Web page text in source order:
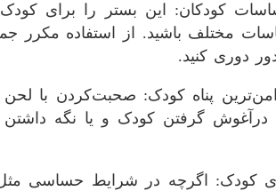
کودکان: این بستر را برای
مختلف باشید. از استفاده
دوری کنید.
پناه کودک: صحبت‌کردن با لحن
درآغوش گرفتن کودک و یا نگه
کودک: اگرچه در شرایط حساسی